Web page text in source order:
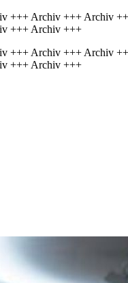
Archiv +++ Archiv
+++ Archiv +++
Archiv +++ Archiv
+++ Archiv +++